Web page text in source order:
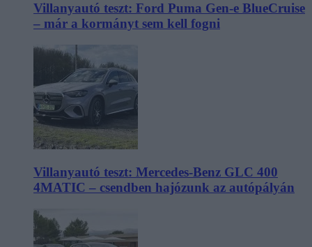
Villanyautó teszt: Ford Puma Gen-e BlueCruise
– már a kormányt sem kell fogni
Villanyautó teszt: Mercedes-Benz GLC 400
4MATIC – csendben hajózunk az autópályán